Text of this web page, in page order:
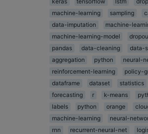
machine-learning
sampling
data-imputation
machine-
machine-learning-model
pandas
data-cleaning
data-
aggregation
python
neural-
reinforcement-learning
policy-
dataframe
dataset statistics
forecasting
r k-means
labels
python orange
machine-learning
neural-
rnn
recurrent-neural-net